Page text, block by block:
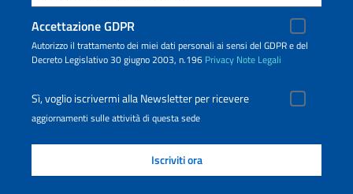
Accettazione GDPR
Autorizzo il trattamento dei miei dati personali ai sensi del GDPR e del
Decreto Legislativo 30 giugno 2003, n.196 Privacy Note Legali
Sì, voglio iscrivermi alla Newsletter per ricevere
aggiornamenti sulle attività di questa sede